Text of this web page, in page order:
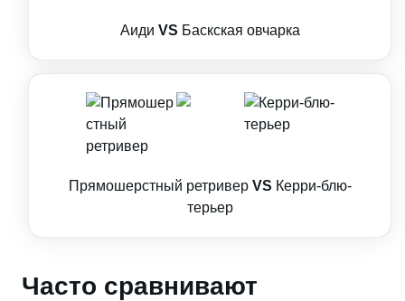
Аиди VS Баскская овчарка
Прямошерстный ретривер VS Керри-блю-
терьер
Часто сравнивают